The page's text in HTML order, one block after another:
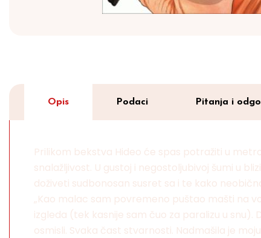
Opis Podaci Pitanja i
Prilikom bekstva Hideo će spas potražiti u
snalažljivost. U gustoj i negostoljubivoj šumi u
doživeti sudbonosan susret sa i te kako
„Kao malac sam povremeno puštao mašti na
izgleda (tek kasnije sam čuo za paralizu u
osmisli. Svaka čast stvarnosti. Nadmašila je